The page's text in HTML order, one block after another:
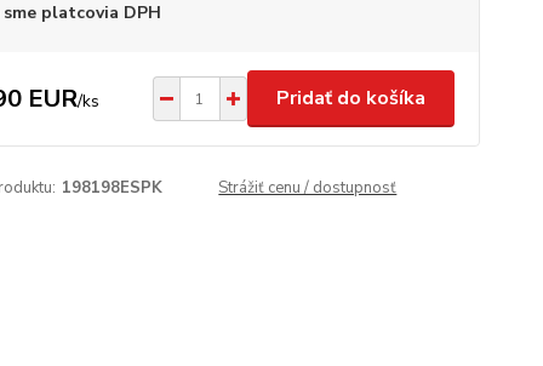
sme platcovia DPH
EUR/ks Pridať do košíka
198198ESPK Strážiť cenu / dostupnosť